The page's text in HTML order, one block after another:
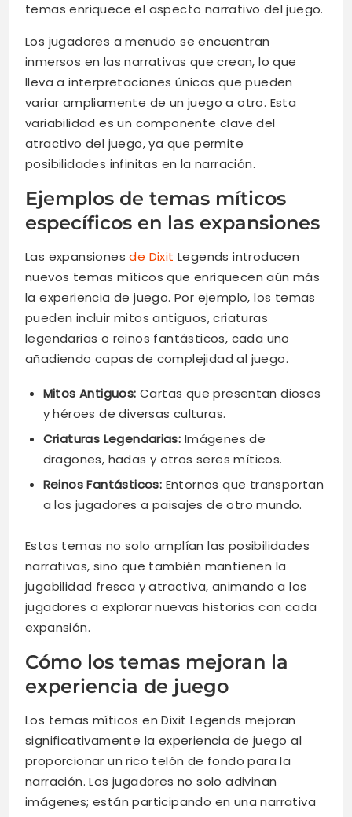
temas enriquece el aspecto narrativo del juego.
Los jugadores a menudo se encuentran
inmersos en las narrativas que crean, lo que
lleva a interpretaciones únicas que pueden
variar ampliamente de un juego a otro. Esta
variabilidad es un componente clave del
atractivo del juego, ya que permite
posibilidades infinitas en la narración.
Ejemplos de temas míticos
específicos en las expansiones
Las expansionesde Dixit Legends introducen
nuevos temas míticos que enriquecen aún más
la experiencia de juego. Por ejemplo, los temas
pueden incluir mitos antiguos, criaturas
legendarias o reinos fantásticos, cada uno
añadiendo capas de complejidad al juego.
Mitos Antiguos: Cartas que presentan dioses
y héroes de diversas culturas.
Criaturas Legendarias: Imágenes de
dragones, hadas y otros seres míticos.
Reinos Fantásticos: Entornos que transportan
a los jugadores a paisajes de otro mundo.
Estos temas no solo amplían las posibilidades
narrativas, sino que también mantienen la
jugabilidad fresca y atractiva, animando a los
jugadores a explorar nuevas historias con cada
expansión.
Cómo los temas mejoran la
experiencia de juego
Los temas míticos en Dixit Legends mejoran
significativamente la experiencia de juego al
proporcionar un rico telón de fondo para la
narración. Los jugadores no solo adivinan
imágenes; están participando en una narrativa